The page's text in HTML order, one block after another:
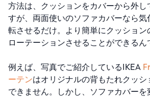
方法は、クッションをカバーから外
すが、両面使いのソファカバーなら気
転させるだけ。より簡単にクッション
ローテーションさせることができるん
例えば、写真でご紹介しているIKEA
ーテンはオリジナルの背もたれクッ
できません。しかし、ソファカバー